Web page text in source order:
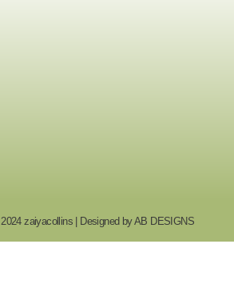
zaiyacollins | Designed byAB DESIGNS